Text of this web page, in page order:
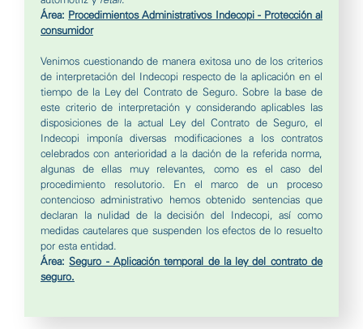
Área: Procedimientos Administrativos Indecopi - Protección al
consumidor
Venimos cuestionando de manera exitosa uno de los criterios
de interpretación del Indecopi respecto de la aplicación en el
tiempo de la Ley del Contrato de Seguro. Sobre la base de
este criterio de interpretación y considerando aplicables las
disposiciones de la actual Ley del Contrato de Seguro, el
Indecopi imponía diversas modificaciones a los contratos
celebrados con anterioridad a la dación de la referida norma,
algunas de ellas muy relevantes, como es el caso del
procedimiento resolutorio. En el marco de un proceso
contencioso administrativo hemos obtenido sentencias que
declaran la nulidad de la decisión del Indecopi, así como
medidas cautelares que suspenden los efectos de lo resuelto
por esta entidad.
Área:Seguro - Aplicación temporal de la ley del contrato de
seguro.